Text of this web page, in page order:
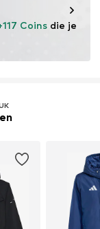
Coins die je